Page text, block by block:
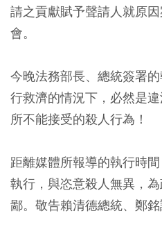
請之貢獻賦予聲請人就原
會。
今晚法務部長、總統簽署
行救濟的情況下，必然是
所不能接受的殺人行為！
距離媒體所報導的執行時
執行，與恣意殺人無異，
鄙。敬告賴清德總統、鄭銘